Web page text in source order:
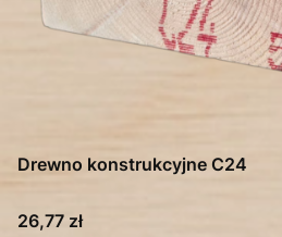
Drewno konstrukcyjne C24
Cena
26,77 zł